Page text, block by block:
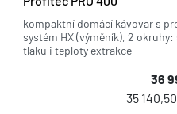
kompaktní domácí kávovar s
systém HX (výměník), 2
tlaku i teploty extrakce
36
35